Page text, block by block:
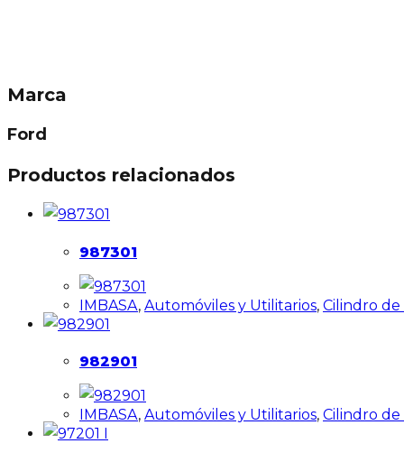
Marca
Ford
Productos relacionados
987301
IMBASA, Automóviles y Utilitarios, Cilindro
982901
IMBASA, Automóviles y Utilitarios, Cilindro